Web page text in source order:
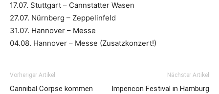
17.07. Stuttgart – Cannstatter Wasen
27.07. Nürnberg – Zeppelinfeld
31.07. Hannover – Messe
04.08. Hannover – Messe (Zusatzkonzert!)
Vorheriger Artikel
Cannibal Corpse kommen
Nächster Artikel
Impericon Festival in Hamburg